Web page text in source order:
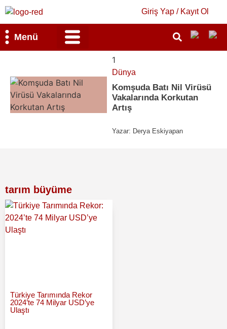
Giriş Yap / Kayıt Ol
Menü
1
Dünya
Komşuda Batı Nil Virüsü
Vakalarında Korkutan
Artış
Yazar: Derya Eskiyapan
tarım büyüme
Türkiye Tarımında Rekor
2024’te 74 Milyar USD’ye
Ulaştı